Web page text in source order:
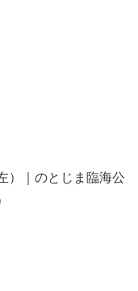
）｜のとじま臨海公